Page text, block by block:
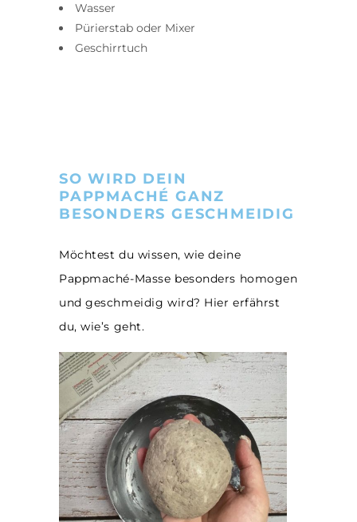
Wasser
Pürierstab oder Mixer
Geschirrtuch
SO WIRD DEIN
PAPPMACHÉ GANZ
BESONDERS GESCHMEIDIG
Möchtest du wissen, wie deine
Pappmaché-Masse besonders homogen
und geschmeidig wird? Hier erfährst
du, wie’s geht.